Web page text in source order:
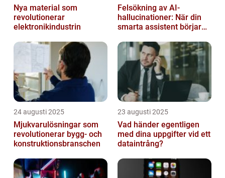
Nya material som
revolutionerar
elektronikindustrin
Felsökning av AI-
hallucinationer: När din
smarta assistent börjar
24 augusti 2025
Mjukvarulösningar som
revolutionerar bygg- och
konstruktionsbranschen
23 augusti 2025
Vad händer egentligen
med dina uppgifter vid ett
dataintrång?